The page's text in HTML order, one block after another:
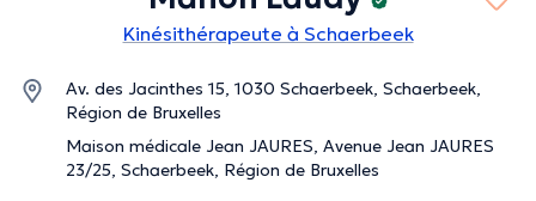
Kinésithérapeute à Schaerbeek
Av. des Jacinthes 15, 1030 Schaerbeek, Schaerbeek,
Région de Bruxelles
Maison médicale Jean JAURES, Avenue Jean JAURES
23/25, Schaerbeek, Région de Bruxelles